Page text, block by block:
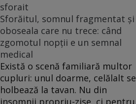
sforait
Sforăitul, somnul fragmentat și
oboseala care nu trece: când
zgomotul nopții e un semnal
medical
Există o scenă familiară multor
cupluri: unul doarme, celălalt se
holbează la tavan. Nu din
insomnii propriu-zise, ci pentru